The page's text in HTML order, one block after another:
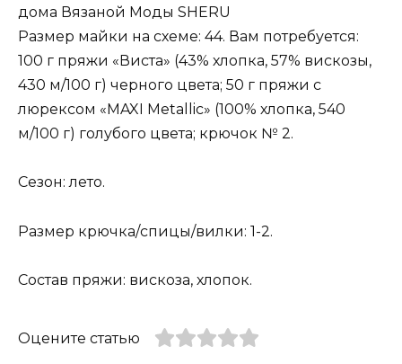
дома Вязаной Моды SHERU
Размер майки на схеме: 44. Вам потребуется:
100 г пряжи «Виста» (43% хлопка, 57% вискозы,
430 м/100 г) черного цвета; 50 г пряжи с
люрексом «MAXI Metallic» (100% хлопка, 540
м/100 г) голубого цвета; крючок № 2.
Сезон: лето.
Размер крючка/спицы/вилки: 1-2.
Состав пряжи: вискоза, хлопок.
Оцените статью